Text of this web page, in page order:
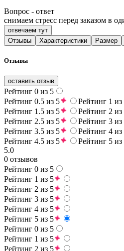
Вопрос - ответ
снимаем стресс перед заказом в
отвечаем тут
Отзывы
Характеристики Размер
Отзывы
оставить отзыв
Рейтинг 0 из 5
Рейтинг 0.5 из 5
Рейтинг 1 из
Рейтинг 1.5 из 5
Рейтинг 2 из
Рейтинг 2.5 из 5
Рейтинг 3 из
Рейтинг 3.5 из 5
Рейтинг 4 из
Рейтинг 4.5 из 5
Рейтинг 5 из
5.0
0 отзывов
Рейтинг 0 из 5
Рейтинг 1 из 5
Рейтинг 2 из 5
Рейтинг 3 из 5
Рейтинг 4 из 5
Рейтинг 5 из 5
Рейтинг 0 из 5
Рейтинг 1 из 5
Рейтинг 2 из 5